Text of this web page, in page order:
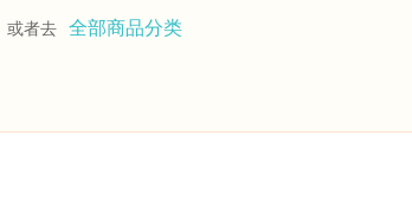
或者去 全部商品分类